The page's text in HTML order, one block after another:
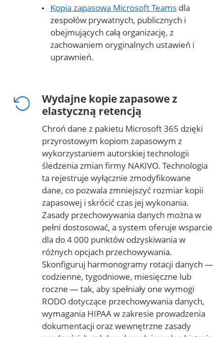
Kopia zapasowa Microsoft Teams dla
zespołów prywatnych, publicznych i
obejmujących całą organizację, z
zachowaniem oryginalnych ustawień i
uprawnień.
Wydajne kopie zapasowe z
elastyczną retencją
Chroń dane z pakietu Microsoft 365 dzięki
przyrostowym kopiom zapasowym z
wykorzystaniem autorskiej technologii
śledzenia zmian firmy NAKIVO. Technologia
ta rejestruje wyłącznie zmodyfikowane
dane, co pozwala zmniejszyć rozmiar kopii
zapasowej i skrócić czas jej wykonania.
Zasady przechowywania danych można w
pełni dostosować, a system oferuje wsparcie
dla do 4 000 punktów odzyskiwania w
różnych opcjach przechowywania.
Skonfiguruj harmonogramy rotacji danych —
codzienne, tygodniowe, miesięczne lub
roczne — tak, aby spełniały one wymogi
RODO dotyczące przechowywania danych,
wymagania HIPAA w zakresie prowadzenia
dokumentacji oraz wewnętrzne zasady